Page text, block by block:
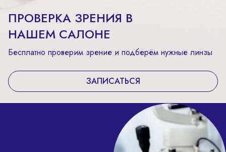
ПРОВЕРКА ЗРЕНИЯ В
НАШЕМ САЛОНЕ
Бесплатно проверим зрение и подберём нужные линзы
ЗАПИСАТЬСЯ